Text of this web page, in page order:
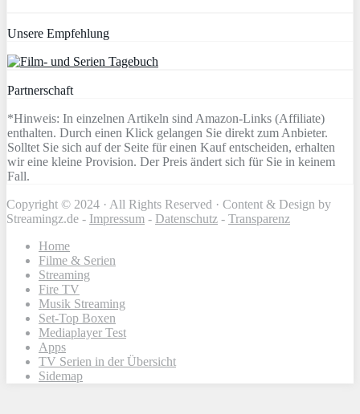
Unsere Empfehlung
Partnerschaft
*Hinweis: In einzelnen Artikeln sind Amazon-Links (Affiliate)
enthalten. Durch einen Klick gelangen Sie direkt zum Anbieter.
Solltet Sie sich auf der Seite für einen Kauf entscheiden, erhalten
wir eine kleine Provision. Der Preis ändert sich für Sie in keinem
Fall.
Copyright © 2024 · All Rights Reserved · Content & Design by
Streamingz.de - Impressum - Datenschutz - Transparenz
Home
Filme & Serien
Streaming
Fire TV
Musik Streaming
Set-Top Boxen
Mediaplayer Test
Apps
TV Serien in der Übersicht
Sidemap